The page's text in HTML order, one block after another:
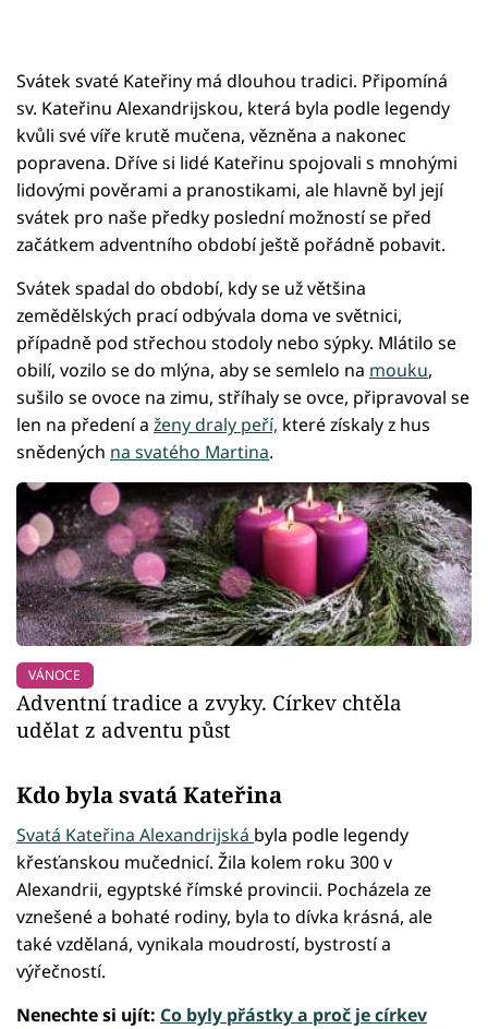
Svátek svaté Kateřiny má dlouhou tradici. Připomíná
sv. Kateřinu Alexandrijskou, která byla podle legendy
kvůli své víře krutě mučena, vězněna a nakonec
popravena. Dříve si lidé Kateřinu spojovali s mnohými
lidovými pověrami a pranostikami, ale hlavně byl její
svátek pro naše předky poslední možností se před
začátkem adventního období ještě pořádně pobavit.
Svátek spadal do období, kdy se už většina
zemědělských prací odbývala doma ve světnici,
případně pod střechou stodoly nebo sýpky. Mlátilo se
obilí, vozilo se do mlýna, aby se semlelo na mouku,
sušilo se ovoce na zimu, stříhaly se ovce, připravoval se
len na předení a ženy draly peří, které získaly z hus
snědených na svatého Martina.
VÁNOCE
Adventní tradice a zvyky. Církev chtěla
udělat z adventu půst
Kdo byla svatá Kateřina
Svatá Kateřina Alexandrijská byla podle legendy
křesťanskou mučednicí. Žila kolem roku 300 v
Alexandrii, egyptské římské provincii. Pocházela ze
vznešené a bohaté rodiny, byla to dívka krásná, ale
také vzdělaná, vynikala moudrostí, bystrostí a
výřečností.
Nenechte si ujít: Co byly přástky a proč je církev